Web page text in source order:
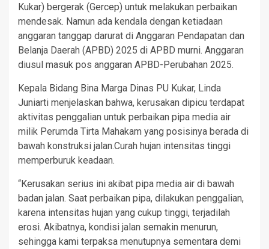
Kukar) bergerak (Gercep) untuk melakukan perbaikan
mendesak. Namun ada kendala dengan ketiadaan
anggaran tanggap darurat di Anggaran Pendapatan dan
Belanja Daerah (APBD) 2025 di APBD murni. Anggaran
diusul masuk pos anggaran APBD-Perubahan 2025.
Kepala Bidang Bina Marga Dinas PU Kukar, Linda
Juniarti menjelaskan bahwa, kerusakan dipicu terdapat
aktivitas penggalian untuk perbaikan pipa media air
milik Perumda Tirta Mahakam yang posisinya berada di
bawah konstruksi jalan.Curah hujan intensitas tinggi
memperburuk keadaan.
“Kerusakan serius ini akibat pipa media air di bawah
badan jalan. Saat perbaikan pipa, dilakukan penggalian,
karena intensitas hujan yang cukup tinggi, terjadilah
erosi. Akibatnya, kondisi jalan semakin menurun,
sehingga kami terpaksa menutupnya sementara demi